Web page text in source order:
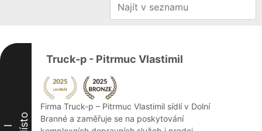
I Místo
Truck-p - Pitrmuc Vlastimil
Firma Truck-p – Pitrmuc Vlastimil sídlí v Dolní
Branné a zaměřuje se na poskytování